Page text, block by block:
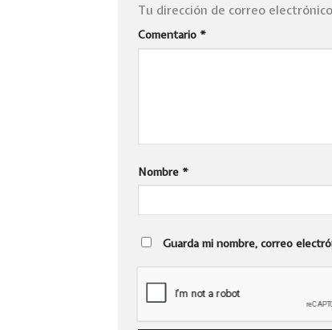
Tu dirección de correo
Comentario *
Nombre *
Guarda mi nombre, correo